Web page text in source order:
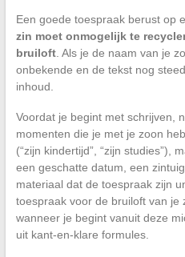
Een goede toespraak berust op
zin moet onmogelijk te
bruiloft. Als je de naam van je
onbekende en de tekst nog
inhoud.
Voordat je begint met schrijven,
momenten die je met je zoon
(“zijn kindertijd”, “zijn studies”),
een geschatte datum, een
materiaal dat de toespraak zijn
toespraak voor de bruiloft van je
wanneer je begint vanuit deze
uit kant-en-klare formules.